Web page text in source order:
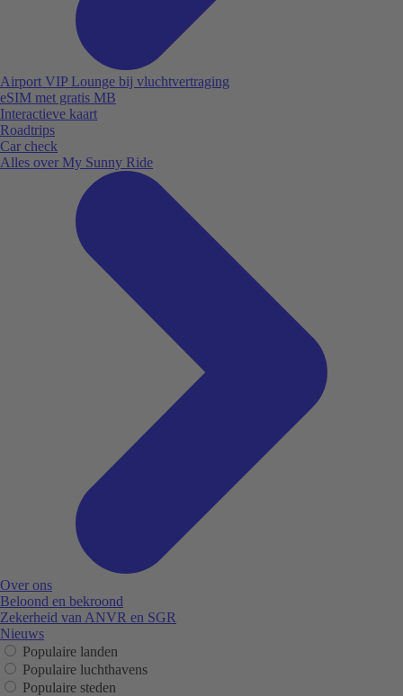
Airport VIP Lounge bij vluchtvertraging
eSIM met gratis MB
Interactieve kaart
Roadtrips
Car check
Alles over My Sunny Ride
Over ons
Beloond en bekroond
Zekerheid van ANVR en SGR
Nieuws
Populaire landen
Populaire luchthavens
Populaire steden